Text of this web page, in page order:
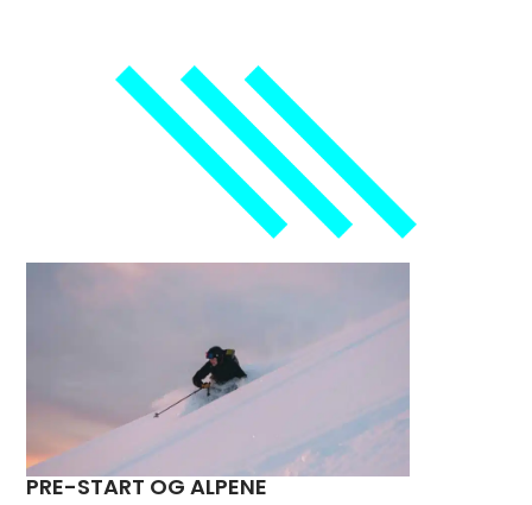
PRE-START OG ALPENE